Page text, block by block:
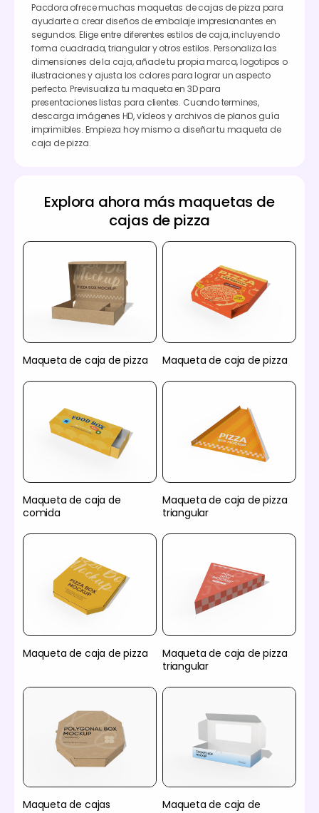
Pacdora ofrece muchas maquetas de cajas de pizza para
ayudarte a crear diseños de embalaje impresionantes en
segundos. Elige entre diferentes estilos de caja, incluyendo
forma cuadrada, triangular y otros estilos. Personaliza las
dimensiones de la caja, añade tu propia marca, logotipos o
ilustraciones y ajusta los colores para lograr un aspecto
perfecto. Previsualiza tu maqueta en 3D para
presentaciones listas para clientes. Cuando termines,
descarga imágenes HD, vídeos y archivos de planos guía
imprimibles. Empieza hoy mismo a diseñar tu maqueta de
caja de pizza.
Explora ahora más maquetas de
cajas de pizza
Maqueta de caja de pizza Maqueta de caja de pizza
Maqueta de caja de
comida
Maqueta de caja de pizza
triangular
Maqueta de caja de pizza
Maqueta de caja de pizza
triangular
Maqueta de cajas
Maqueta de caja de